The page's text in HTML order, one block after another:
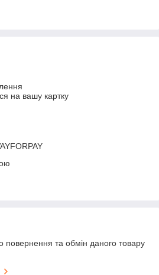
на вашу картку
та обмін даного товару